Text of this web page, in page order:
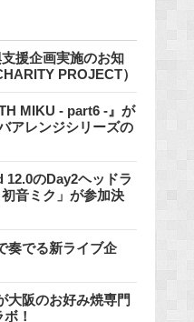
援企画実施のお知
PROJECT）
MIKU - part6 -』が
アレンジシリーズの
のDay2ヘッドラ
音ミク」が参加決
奏でる新ライブ企
大阪のお好み焼専門
！